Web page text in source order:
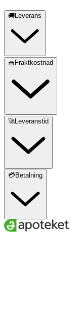
🚚Leverans
🧺Fraktkostnad
🚀Leveranstid
💳Betalning